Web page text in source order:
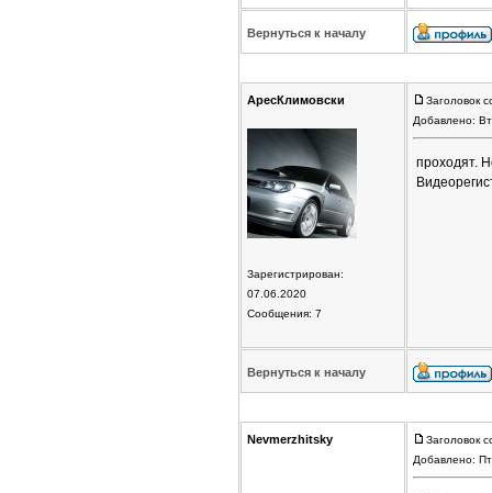
Вернуться к началу
АресКлимовски
Зарегистрирован:
07.06.2020
Сообщения: 7
Заголовок
Добавлено:
проходят.
Вернуться к началу
Nevmerzhitsky
Заголовок
Добавлено: